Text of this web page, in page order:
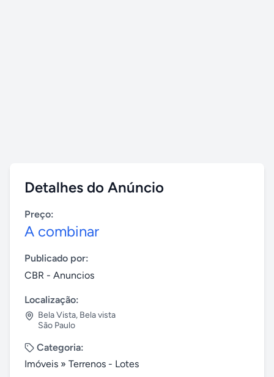
Detalhes do Anúncio
Preço:
A combinar
Publicado por:
CBR - Anuncios
Localização:
Bela Vista, Bela vista
São Paulo
Categoria:
Imóveis » Terrenos - Lotes